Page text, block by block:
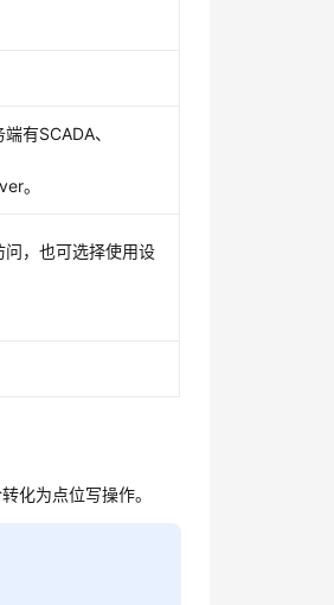
有SCADA、
。
，也可选择使用设
化为点位写操作。